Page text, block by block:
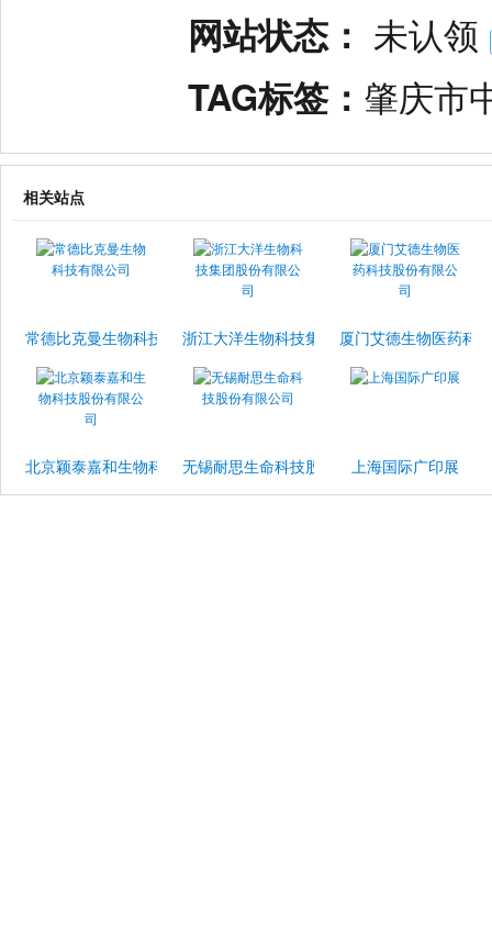
网站状态： 未认领
TAG标签： 肇庆市
相关站点
常德比克曼生物科技有限公司浙江大洋生物科技集团股份有限公司
厦门艾德生物医药科
北京颖泰嘉和生物科技股份有限公司无锡耐思生命科技股份有限公司上海国际广印展